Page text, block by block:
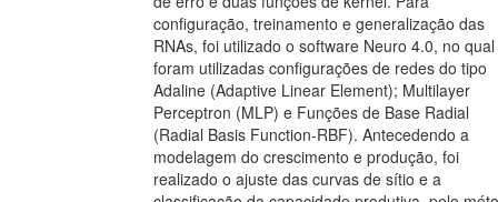
configuração, treinamento e generalização das
RNAs, foi utilizado o software Neuro 4.0, no qual
foram utilizadas configurações de redes do tipo
Adaline (Adaptive Linear Element); Multilayer
Perceptron (MLP) e Funções de Base Radial
(Radial Basis Function-RBF). Antecedendo a
modelagem do crescimento e produção, foi
realizado o ajuste das curvas de sítio e a